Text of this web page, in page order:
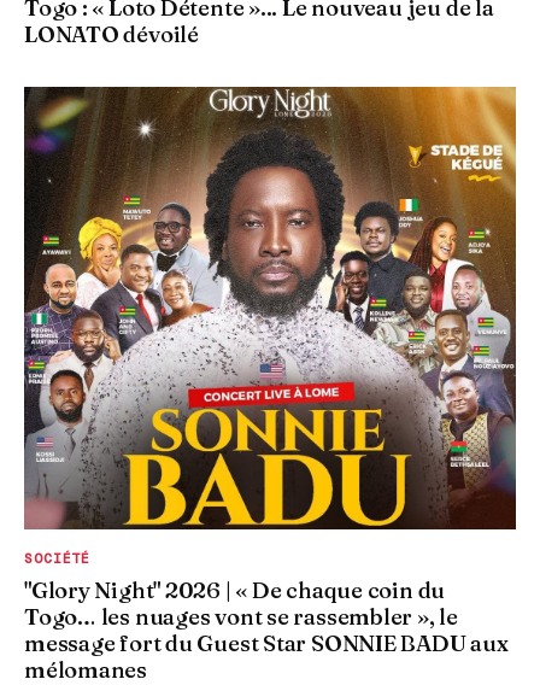
Togo : « Loto Détente »... Le nouveau jeu de la
LONATO dévoilé
SOCIÉTÉ
"Glory Night" 2026 | « De chaque coin du
Togo… les nuages vont se rassembler », le
message fort du Guest Star SONNIE BADU aux
mélomanes